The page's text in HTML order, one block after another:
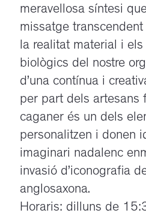
meravellosa síntesi
missatge
la realitat material i
biològics del nostre
d’una contínua i
per part dels artesans
caganer és un dels
personalitzen i donen
imaginari nadalenc
invasió d’iconografia
anglosaxona.
Horaris: dilluns de